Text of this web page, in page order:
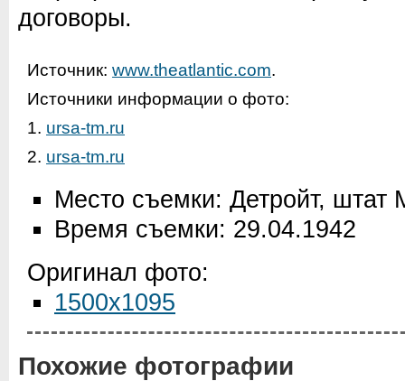
договоры.
Источник: www.theatlantic.com.
Источники информации о фото:
1. ursa-tm.ru
2. ursa-tm.ru
Место съемки: Детройт,
Время съемки: 29.04.1942
Оригинал фото:
1500x1095
Похожие фотографии